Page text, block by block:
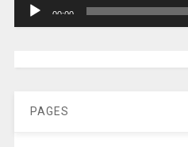
00:00
PAGES